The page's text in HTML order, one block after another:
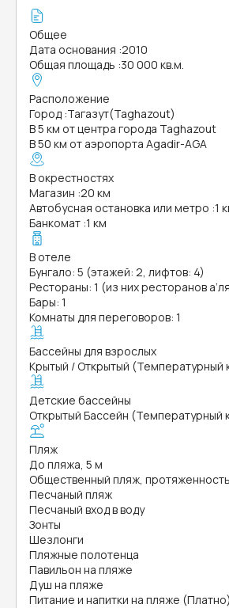
Общее
Дата основания :2010
Общая площадь :30 000 кв.м.
Расположение
Город :Тагазут(Taghazout)
В 5 км от центра города Taghazout
В 50 км от аэропорта Agadir-AGA
В окрестностях
Магазин :20 км
Автобусная остановка или метро :1
Банкомат :1 км
В отеле
Бунгало: 5 (этажей: 2, лифтов: 4)
Рестораны: 1 (из них ресторанов
Бары: 1
Комнаты для переговоров: 1
Бассейны для взрослых
Крытый / Открытый (Температурный
Детские бассейны
Открытый Бассейн (Температурный
Пляж
До пляжа, 5 м
Общественный пляж,
Песчаный пляж
Песчаный вход в воду
Зонты
Шезлонги
Пляжные полотенца
Павильон на пляже
Душ на пляже
Питание и напитки на пляже (Платно)